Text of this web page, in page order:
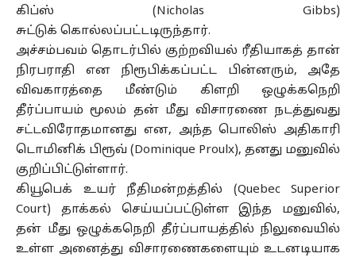
கிப்ஸ் (Nicholas Gibbs)
சுட்டுக் கொல்லப்பட்டடிருந்தார்.
அச்சம்பவம் தொடர்பில் குற்றவியல் ரீதியாகத் தான்
நிரபராதி என நிரூபிக்கப்பட்ட பின்னரும், அதே
விவகாரத்தை மீண்டும் கிளறி ஒழுக்கநெறி
தீர்ப்பாயம் மூலம் தன் மீது விசாரணை நடத்துவது
சட்டவிரோதமானது என, அந்த பொலிஸ் அதிகாரி
டொமினிக் பிரூவ் (Dominique Proulx), தனது மனுவில்
குறிப்பிட்டுள்ளார்.
கியூபெக் உயர் நீதிமன்றத்தில் (Quebec Superior
Court) தாக்கல் செய்யப்பட்டுள்ள இந்த மனுவில்,
தன் மீது ஒழுக்கநெறி தீர்ப்பாயத்தில் நிலுவையில்
உள்ள அனைத்து விசாரணைகளையும் உடனடியாக